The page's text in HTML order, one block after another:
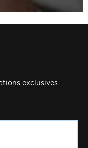
exclusives